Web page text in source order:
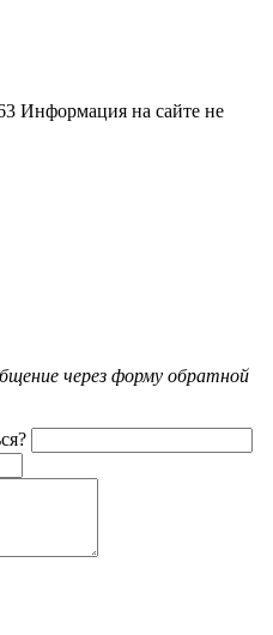
Информация на сайте не
через форму обратной